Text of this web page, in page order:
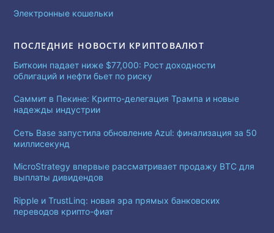
Электронные кошельки
ПОСЛЕДНИЕ НОВОСТИ КРИПТОВАЛЮТ
Биткоин падает ниже $77,000: Рост доходности
облигаций и нефти бьет по риску
Саммит в Пекине: Крипто-делегация Трампа и новые
надежды индустрии
Сеть Base запустила обновление Azul: финализация за 50
миллисекунд
MicroStrategy впервые рассматривает продажу BTC для
выплаты дивидендов
Ripple и TrustLinq: новая эра прямых банковских
переводов крипто-фиат